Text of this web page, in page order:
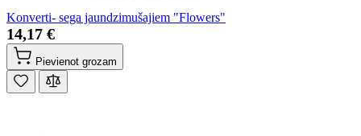
Konverti- sega jaundzimušajiem "Flowers"
14,17 €
Pievienot grozam